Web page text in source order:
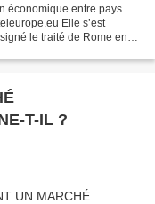
économique entre pays.
Elle s’est
le traité de Rome en
T-IL ?